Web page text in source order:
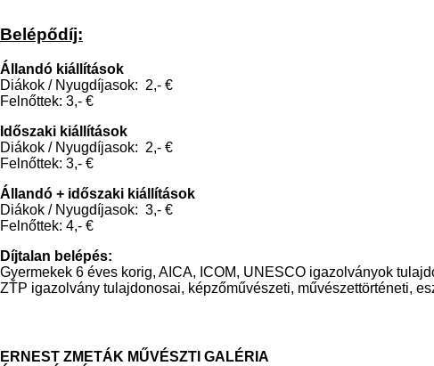
Belépődíj:
Állandó kiállítások
Diákok / Nyugdíjasok: 2,- €
Felnőttek: 3,- €
Időszaki kiállítások
Diákok / Nyugdíjasok: 2,- €
Felnőttek: 3,- €
Állandó + időszaki kiállítások
Diákok / Nyugdíjasok: 3,- €
Felnőttek: 4,- €
Díjtalan belépés:
Gyermekek 6 éves korig, AICA, ICOM, UNESCO igazolványok
ZŤP igazolvány tulajdonosai, képzőművészeti, művészettörténeti,
ERNEST ZMETÁK MŰVÉSZTI GALÉRIA